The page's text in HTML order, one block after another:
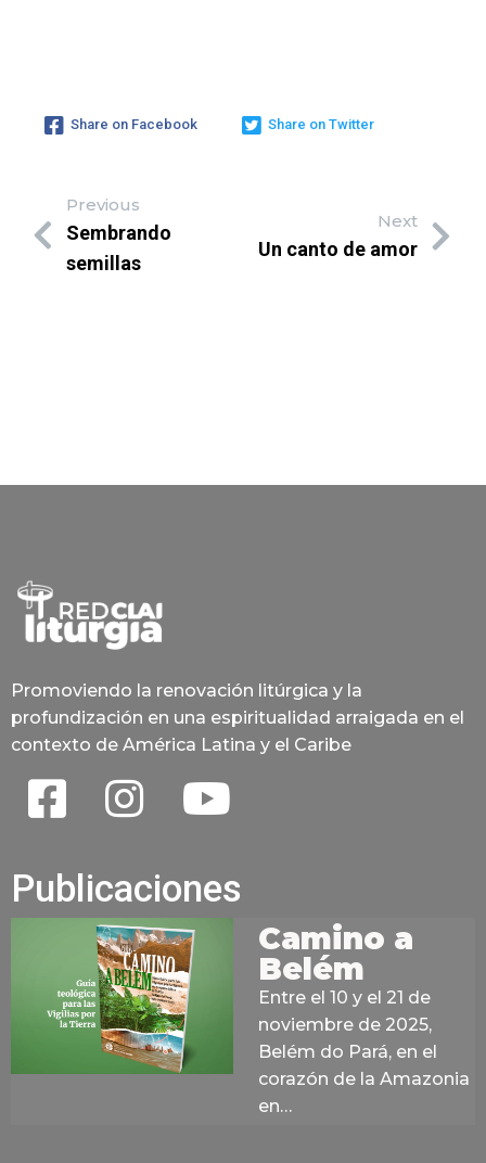
Share on Facebook Share on Twitter
Previous
Sembrando
semillas
Next
Un canto de amor
Promoviendo la renovación litúrgica y la
profundización en una espiritualidad arraigada en el
contexto de América Latina y el Caribe
Publicaciones
Camino a
Belém
Entre el 10 y el 21 de
noviembre de 2025,
Belém do Pará, en el
corazón de la Amazonia
en…